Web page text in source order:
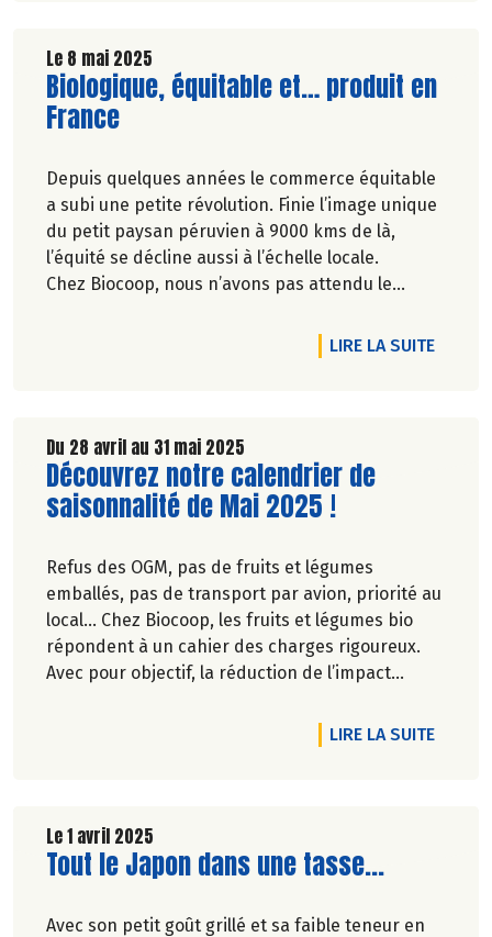
Le 8 mai 2025
Lire la suite de l'article
Biologique, équitable et… produit en
France
Depuis quelques années le commerce équitable
a subi une petite révolution. Finie l’image unique
du petit paysan péruvien à 9000 kms de là,
l’équité se décline aussi à l’échelle locale.
Chez Biocoop, nous n’avons pas attendu le
nos paysan.ne.s français.e.s ! Ensemble,
soutenons un commerce plus juste
LIRE LA SUITEDE
Du 28 avril au 31 mai 2025
Lire la suite de l'article
Découvrez notre calendrier de
saisonnalité de Mai 2025 !
Refus des OGM, pas de fruits et légumes
emballés, pas de transport par avion, priorité au
local… Chez Biocoop, les fruits et légumes bio
répondent à un cahier des charges rigoureux.
Avec pour objectif, la réduction de l’impact
l’environnement. Parce que manger des produits
de qualité rime avec respect de la saisonnalité,
Découvrez celui de Mai 2025 !
LIRE LA SUITEDE
Le 1 avril 2025
Lire la suite de l'article
Tout le Japon dans une tasse...
Avec son petit goût grillé et sa faible teneur en